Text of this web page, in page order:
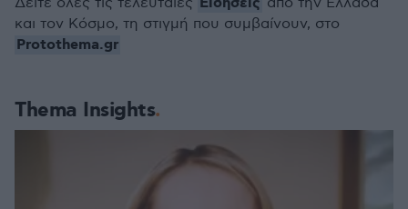
Thema Insights
και τον Κόσμο, τη στιγμή που συμβαίνουν, στο
Protothema.gr